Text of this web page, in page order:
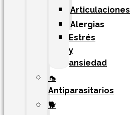
Articulaciones
Alergias
Estrés
y
ansiedad
🦟
Antiparasitarios
🐕